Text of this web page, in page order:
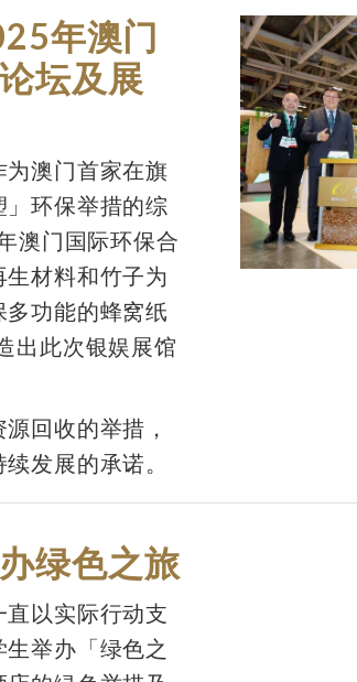
年澳门
坛及展
澳门首家在旗
环保举措的综
澳门国际环保合
材料和竹子为
功能的蜂窝纸
出此次银娱展馆
回收的举措，
发展的承诺。
绿色之旅
以实际行动支
举办「绿色之